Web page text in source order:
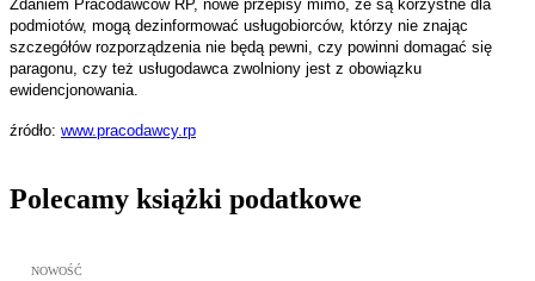
Zdaniem Pracodawców RP, nowe przepisy mimo, że są korzystne dla
podmiotów, mogą dezinformować usługobiorców, którzy nie znając
szczegółów rozporządzenia nie będą pewni, czy powinni domagać się
paragonu, czy też usługodawca zwolniony jest z obowiązku
ewidencjonowania.
źródło: www.pracodawcy.rp
Polecamy książki podatkowe
Przejdź do: JPK_VAT krok po kroku ebook, Patrycja Kubiesa -
NOWOŚĆ